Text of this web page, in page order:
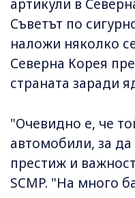
артикули в
Съветът по
наложи няколко
Северна Корея
страната заради
"Очевидно е, че
автомобили, за
престиж и
SCMP. "На много